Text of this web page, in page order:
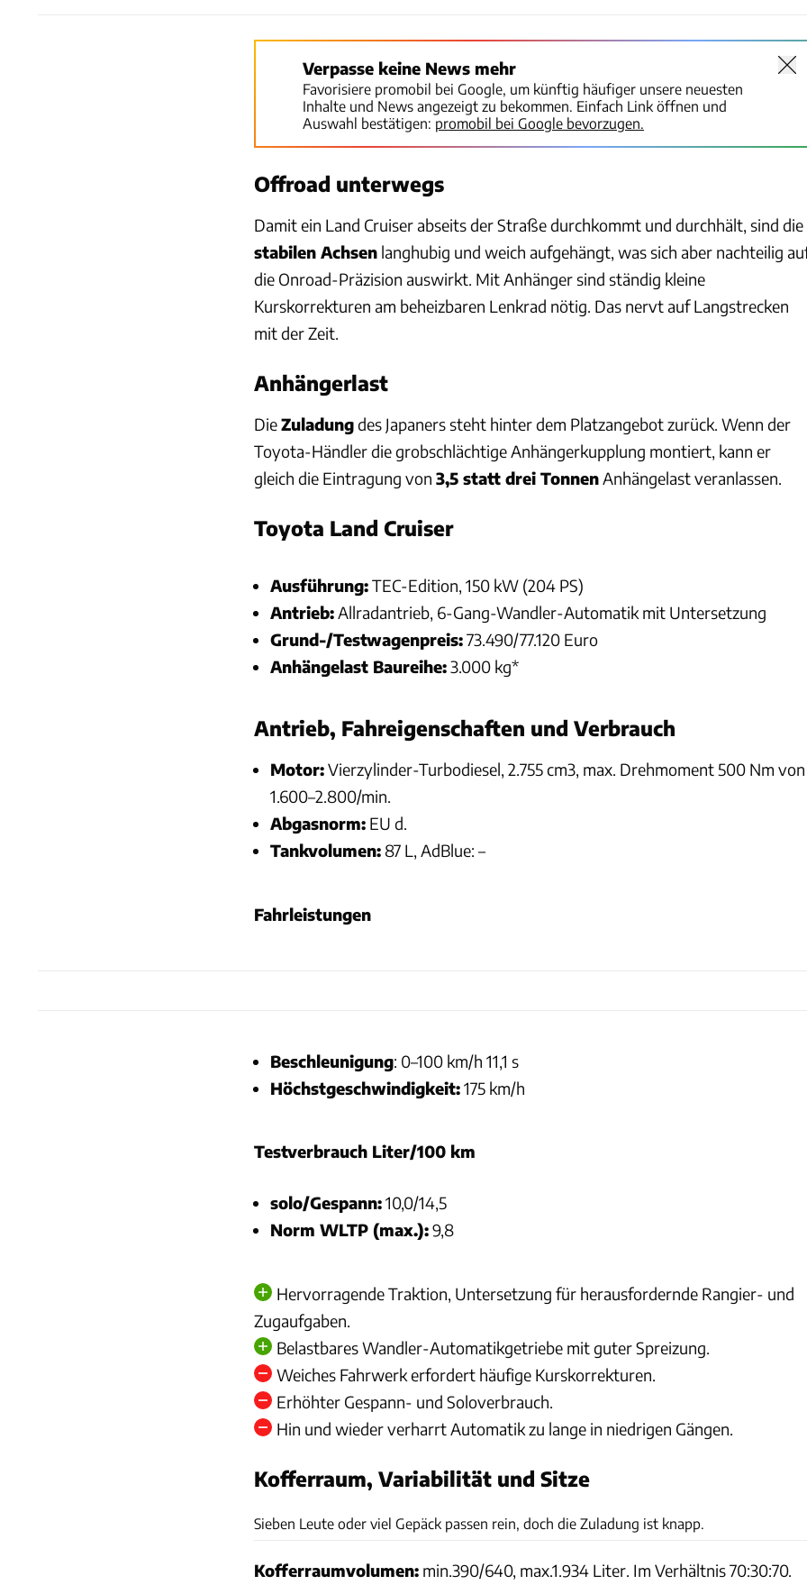
Verpasse keine News mehr
Favorisiere promobil bei Google, um künftig häufiger unsere neuesten
Inhalte und News angezeigt zu bekommen. Einfach Link öffnen und
Auswahl bestätigen: promobil bei Google bevorzugen.
Offroad unterwegs
Damit ein Land Cruiser abseits der Straße durchkommt und durchhält, sind die
stabilen Achsen langhubig und weich aufgehängt, was sich aber nachteilig
die Onroad-Präzision auswirkt. Mit Anhänger sind ständig kleine
Kurskorrekturen am beheizbaren Lenkrad nötig. Das nervt auf Langstrecken
mit der Zeit.
Anhängerlast
DieZuladungdes Japaners steht hinter dem Platzangebot zurück. Wenn der
Toyota-Händler die grobschlächtige Anhängerkupplung montiert, kann er
gleich die Eintragung von 3,5 statt drei Tonnen Anhängelast veranlassen.
Toyota Land Cruiser
Ausführung:TEC-Edition, 150 kW (204 PS)
Antrieb: Allradantrieb, 6-Gang-Wandler-Automatik mit Untersetzung
Grund-/Testwagenpreis:73.490/77.120 Euro
Anhängelast Baureihe:3.000 kg*
Antrieb, Fahreigenschaften und Verbrauch
Motor:Vierzylinder-Turbodiesel, 2.755 cm3, max. Drehmoment 500 Nm von
1.600–2.800/min.
Abgasnorm: EU d.
Tankvolumen: 87 L, AdBlue: –
Fahrleistungen
Beschleunigung: 0–100 km/h 11,1 s
Höchstgeschwindigkeit:175 km/h
Testverbrauch Liter/100 km
solo/Gespann:10,0/14,5
Norm WLTP (max.):9,8
Hervorragende Traktion, Untersetzung für herausfordernde Rangier- und
Zugaufgaben.
Belastbares Wandler-Automatikgetriebe mit guter Spreizung.
Weiches Fahrwerk erfordert häufige Kurskorrekturen.
Erhöhter Gespann- und Soloverbrauch.
Hin und wieder verharrt Automatik zu lange in niedrigen Gängen.
Kofferraum, Variabilität und Sitze
Sieben Leute oder viel Gepäck passen rein, doch die Zuladung ist knapp.
Kofferraumvolumen: min.390/640, max.1.934 Liter. Im Verhältnis 70:30:70.